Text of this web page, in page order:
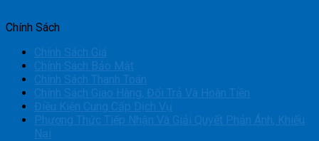
Chính Sách
Chính Sách Giá
Chính Sách Bảo Mật
Chính Sách Thanh Toán
Chính Sách Giao Hàng, Đổi Trả Và Hoàn Tiền
Điều Kiện Cung Cấp Dịch Vụ
Phương Thức Tiếp Nhận Và Giải Quyết Phản Ánh, Khiếu
Nại